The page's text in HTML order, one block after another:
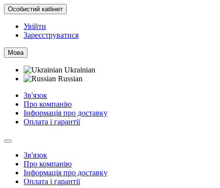
Особистий кабінет
Увійти
Зареєструватися
Мова
Ukrainian
Russian
Зв'язок
Про компанію
Інформація про доставку
Оплата і гарантії
Зв'язок
Про компанію
Інформація про доставку
Оплата і гарантії